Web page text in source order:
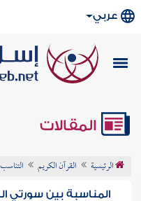
عربي
المقالات
الرئيسية القرآن الكريم
المناسبة بين سورتي